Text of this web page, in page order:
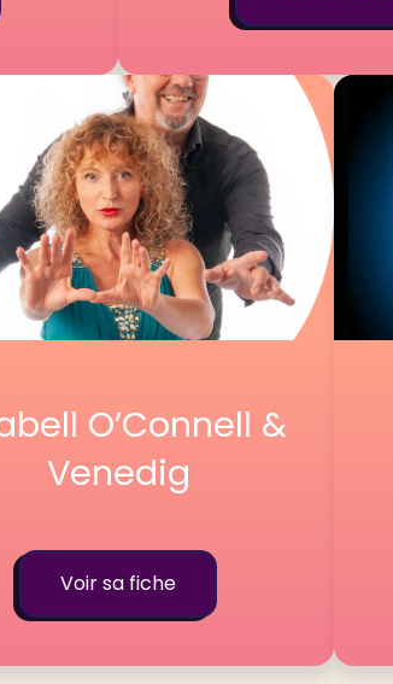
O’Connell &
Venedig
Voir sa fiche